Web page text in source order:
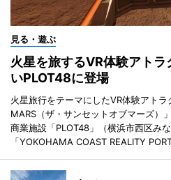
見る・遊ぶ
火星を旅するVR体験アト
いPLOT48に登場
火星旅行をテーマにしたVR体験アト
MARS（ザ・サンセットオブマーズ）
商業施設「PLOT48」（横浜市西区み
「YOKOHAMA COAST REALITY